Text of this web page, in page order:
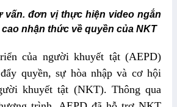
vấn. đơn vị thực hiện video ngắn
nhận thức về quyền của NKT
của người khuyết tật (AEPD)
quyền, sự hòa nhập và cơ hội
khuyết tật (NKT). Thông qua